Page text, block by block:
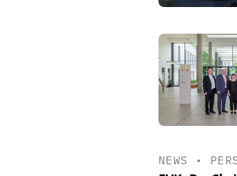
NEWS •